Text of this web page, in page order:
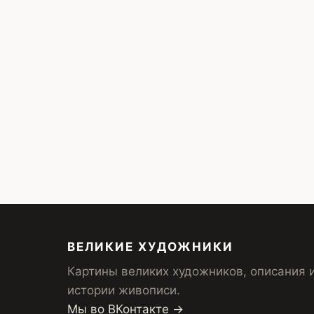
ВЕЛИКИЕ ХУДОЖНИКИ
Картины великих художников, описания
истории живописи.
Мы во ВКонтакте →